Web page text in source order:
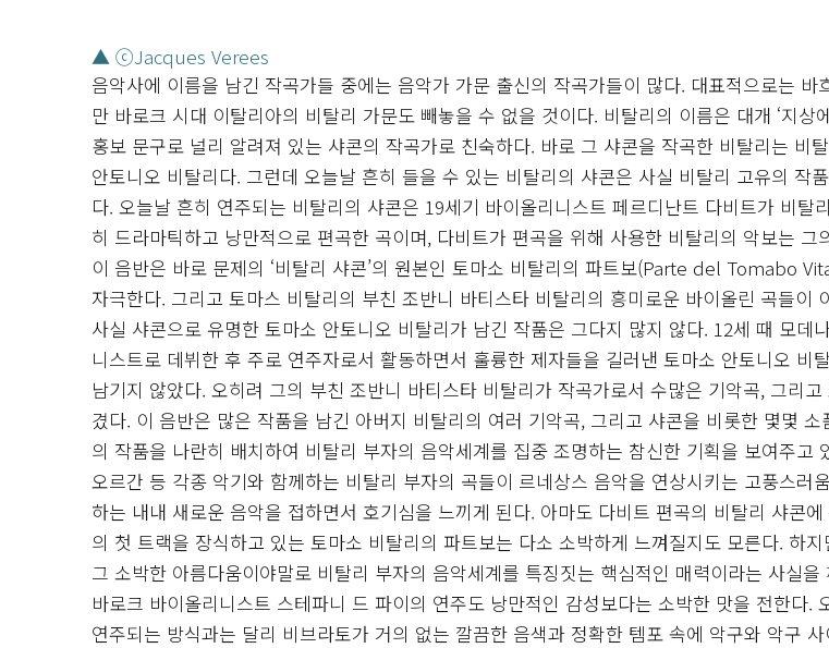
▲ ⓒJacques Verees
음악사에 이름을 남긴 작곡가들 중에는 음악가 가문 출신의 작곡가들이 많다. 대표적으로는 바
만 바로크 시대 이탈리아의 비탈리 가문도 빼놓을 수 없을 것이다. 비탈리의 이름은 대개 ‘지상
홍보 문구로 널리 알려져 있는 샤콘의 작곡가로 친숙하다. 바로 그 샤콘을 작곡한 비탈리는 비
안토니오 비탈리다. 그런데 오늘날 흔히 들을 수 있는 비탈리의 샤콘은 사실 비탈리 고유의 작
다. 오늘날 흔히 연주되는 비탈리의 샤콘은 19세기 바이올리니스트 페르디난트 다비트가 비탈
히 드라마틱하고 낭만적으로 편곡한 곡이며, 다비트가 편곡을 위해 사용한 비탈리의 악보는 그
이 음반은 바로 문제의 ‘비탈리 샤콘’의 원본인 토마소 비탈리의 파트보(Parte del Tomabo
자극한다. 그리고 토마스 비탈리의 부친 조반니 바티스타 비탈리의 흥미로운 바이올린 곡들이
사실 샤콘으로 유명한 토마소 안토니오 비탈리가 남긴 작품은 그다지 많지 않다. 12세 때 모데
니스트로 데뷔한 후 주로 연주자로서 활동하면서 훌륭한 제자들을 길러낸 토마소 안토니오 비
남기지 않았다. 오히려 그의 부친 조반니 바티스타 비탈리가 작곡가로서 수많은 기악곡, 그리
겼다. 이 음반은 많은 작품을 남긴 아버지 비탈리의 여러 기악곡, 그리고 샤콘을 비롯한 몇몇 소
의 작품을 나란히 배치하여 비탈리 부자의 음악세계를 집중 조명하는 참신한 기획을 보여주고
오르간 등 각종 악기와 함께하는 비탈리 부자의 곡들이 르네상스 음악을 연상시키는 고풍스러
하는 내내 새로운 음악을 접하면서 호기심을 느끼게 된다. 아마도 다비트 편곡의 비탈리 샤콘
의 첫 트랙을 장식하고 있는 토마소 비탈리의 파트보는 다소 소박하게 느껴질지도 모른다. 하
그 소박한 아름다움이야말로 비탈리 부자의 음악세계를 특징짓는 핵심적인 매력이라는 사실을
바로크 바이올리니스트 스테파니 드 파이의 연주도 낭만적인 감성보다는 소박한 맛을 전한다.
연주되는 방식과는 달리 비브라토가 거의 없는 깔끔한 음색과 정확한 템포 속에 악구와 악구